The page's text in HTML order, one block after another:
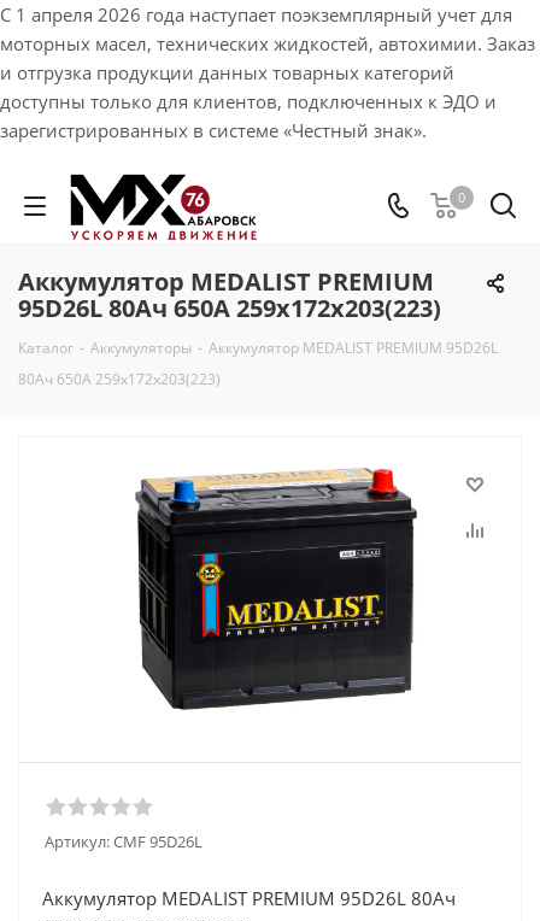
С 1 апреля 2026 года наступает поэкземплярный учет для
моторных масел, технических жидкостей, автохимии. Заказ
и отгрузка продукции данных товарных категорий
доступны только для клиентов, подключенных к ЭДО и
зарегистрированных в системе «Честный знак».
0
Аккумулятор MEDALIST PREMIUM
95D26L 80Ач 650A 259х172х203(223)
Каталог - Аккумуляторы - Аккумулятор MEDALIST PREMIUM 95D26L
80Ач 650A 259х172х203(223)
Артикул:CMF 95D26L
Аккумулятор MEDALIST PREMIUM 95D26L 80Ач